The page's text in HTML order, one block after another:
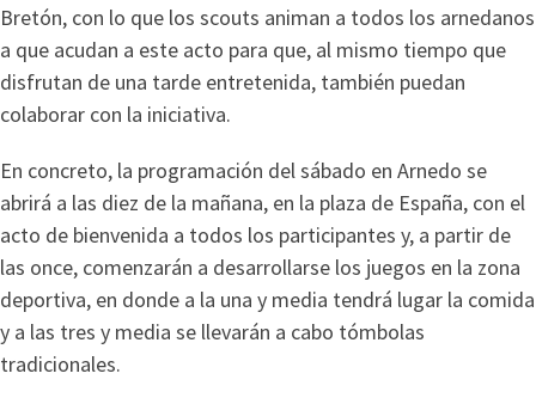
Bretón, con lo que los scouts animan a todos los arnedanos
a que acudan a este acto para que, al mismo tiempo que
disfrutan de una tarde entretenida, también puedan
colaborar con la iniciativa.
En concreto, la programación del sábado en Arnedo se
abrirá a las diez de la mañana, en la plaza de España, con el
acto de bienvenida a todos los participantes y, a partir de
las once, comenzarán a desarrollarse los juegos en la zona
deportiva, en donde a la una y media tendrá lugar la comida
y a las tres y media se llevarán a cabo tómbolas
tradicionales.